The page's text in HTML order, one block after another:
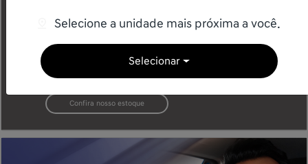
Mão
Seminovos com o selo de garantia Grupo Saga.
Confira nosso estoque
Selecione a unidade mais próxima a você.
Selecionar